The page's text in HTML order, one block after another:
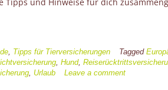
Tipps und Hinweise für dich
, Tipps für Tierversicherungen Tagged
,Hund,
, Urlaub Leave a comment